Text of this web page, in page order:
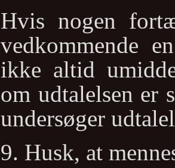
Hvis nogen
vedkommende
ikke altid
om udtalelsen er
undersøger
9. Husk, at